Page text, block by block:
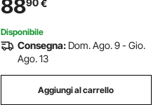
da 1,5 m, per Ispezione Auto e
Idraulica
88 €
Disponibile
Consegna: Dom. Ago. 9 - Gio.
Ago. 13
Aggiungi al carrello